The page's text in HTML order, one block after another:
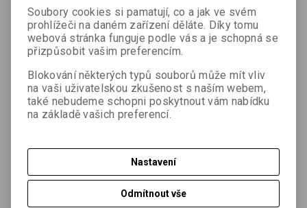
aplikace. FOMASPEED VARIANT se vyznačuje velmi bohatou
stupnicí polotónů ve všech gradačních stupních, zářivě bílou
podložkou a sytým podáním černě. Je vyroben s použitím
chlorobromostříbrné emulze, která dává vyvolanému
vrstva obsahuje vyvolávací látky, které umožňují rychlé strojní
zpracování a zkrácení vyvolávací doby při ručním zpracování
na 60–90 s při teplotě 20 °C. Vzhledem k charakteru RC
podložky a tenké emulzní vrstvě se výrazně snižuje doba
spotřeba zpracovatelských lázní a vody.
Parametry
Soubory cookies si pamatují, co a jak ve svém
prohlížeči na daném zařízení děláte. Díky tomu
webová stránka funguje podle vás a je schopná se
přizpůsobit vašim preferencím.
Blokování některých typů souborů může mít vliv
na vaši uživatelskou zkušenost s naším webem,
také nebudeme schopni poskytnout vám nabídku
na základě vašich preferencí.
Nastavení
Odmítnout vše